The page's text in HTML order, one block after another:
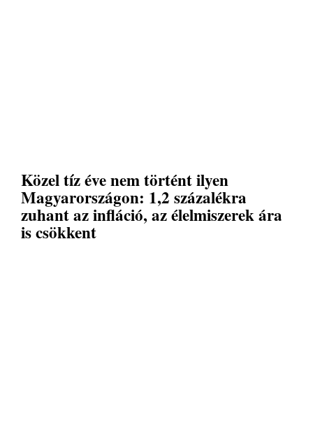
Közel tíz éve nem történt ilyen
Magyarországon: 1,2 százalékra
zuhant az infláció, az élelmiszerek ára
is csökkent